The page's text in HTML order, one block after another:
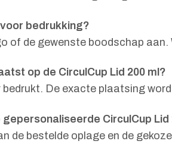
bedrukking?
of de gewenste boodschap
op de CirculCup Lid 200 ml?
bedrukt. De exacte plaatsing
CirculCup Lid
de bestelde oplage en de